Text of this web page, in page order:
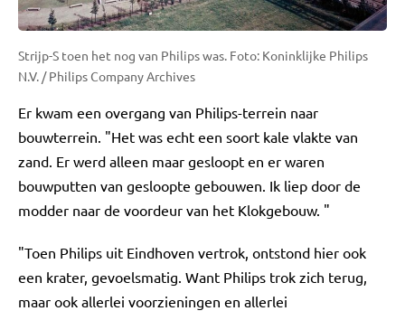
Strijp-S toen het nog van Philips was. Foto: Koninklijke Philips
N.V. / Philips Company Archives
Er kwam een overgang van Philips-terrein naar
bouwterrein. "Het was echt een soort kale vlakte van
zand. Er werd alleen maar gesloopt en er waren
bouwputten van gesloopte gebouwen. Ik liep door de
modder naar de voordeur van het Klokgebouw. "
"Toen Philips uit Eindhoven vertrok, ontstond hier ook
een krater, gevoelsmatig. Want Philips trok zich terug,
maar ook allerlei voorzieningen en allerlei